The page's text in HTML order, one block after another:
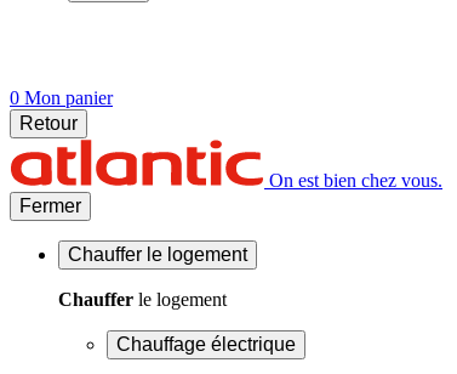
0 Mon panier
Retour
On est bien chez vous.
Fermer
Chauffer le logement
Chauffer le logement
Chauffage électrique